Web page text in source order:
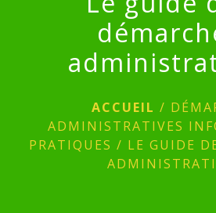
ACCUEIL /
ADMINISTRATIVES
PRATIQUES / LE GUIDE